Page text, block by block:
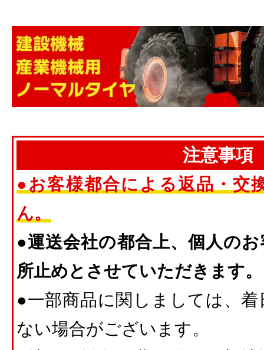
注意事項
●お客様都合による返品・交
ん。
●運送会社の都合上、個人の
所止めとさせていただきます。
●一部商品に関しましては、
ない場合がございます。